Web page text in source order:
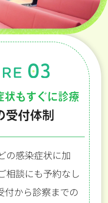
状もすぐに診療
受付体制
の感染症状に加
相談にも予約なし
付から診察までの